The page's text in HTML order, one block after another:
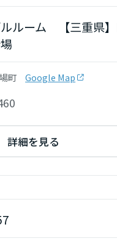
ルーム 【三重県
町 Google Map
詳細を見る